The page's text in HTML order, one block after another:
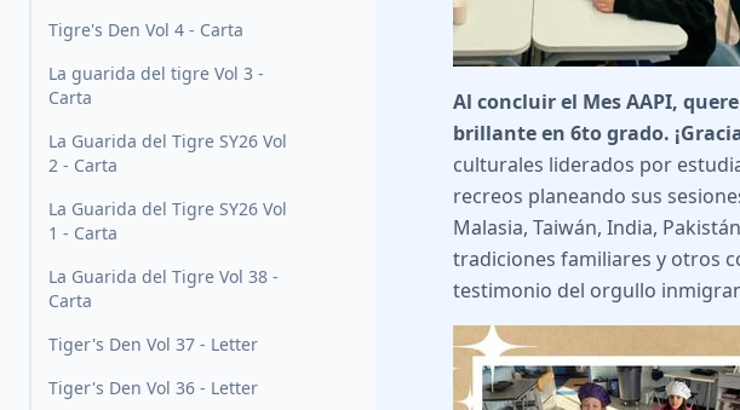
Tigre's Den Vol 4 - Carta
La guarida del tigre Vol 3 -
Carta
La Guarida del Tigre SY26 Vol
2 - Carta
La Guarida del Tigre SY26 Vol
1 - Carta
La Guarida del Tigre Vol 38 -
Carta
Tiger's Den Vol 37 - Letter
Tiger's Den Vol 36 - Letter
Al concluir el Mes AAPI,
brillante en 6to grado.
culturales liderados por
recreos planeando sus
Malasia, Taiwán, India,
tradiciones familiares y otros
testimonio del orgullo